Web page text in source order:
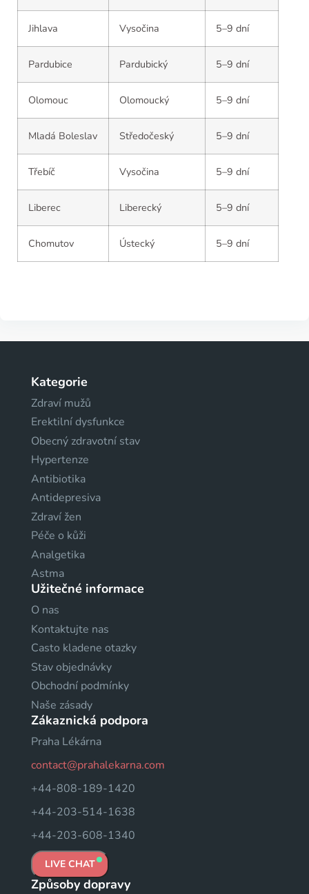
Jihlava Vysočina 5–9 dní
Pardubice Pardubický 5–9 dní
Olomouc Olomoucký 5–9 dní
Mladá Boleslav Středočeský 5–9 dní
Třebíč Vysočina 5–9 dní
Liberec Liberecký 5–9 dní
Chomutov Ústecký 5–9 dní
Kategorie
Zdraví mužů
Erektilní dysfunkce
Obecný zdravotní stav
Hypertenze
Antibiotika
Antidepresiva
Zdraví žen
Péče o kůži
Analgetika
Astma
Užitečné informace
O nas
Kontaktujte nas
Casto kladene otazky
Stav objednávky
Obchodní podmínky
Naše zásady
Zákaznická podpora
Praha Lékárna
contact@prahalekarna.com
+44-808-189-1420
+44-203-514-1638
+44-203-608-1340
LIVE CHAT
Způsoby dopravy